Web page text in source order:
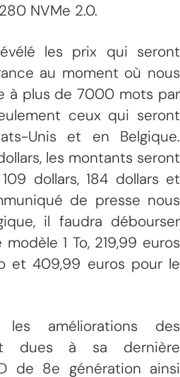
NVMe 2.0.
les prix qui seront
au moment où nous
à plus de 7000 mots par
ceux qui seront
Unis et en Belgique.
les montants seront
dollars, 184 dollars et
de presse nous
il faudra débourser
1 To, 219,99 euros
et 409,99 euros pour le
les améliorations des
dues à sa dernière
de 8e génération ainsi